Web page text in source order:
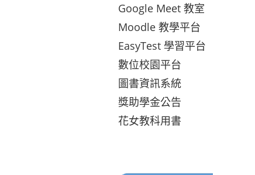
Google Meet 教室
Moodle 教學平台
EasyTest 學習平台
數位校園平台
圖書資訊系統
獎助學金公告
花女教科用書